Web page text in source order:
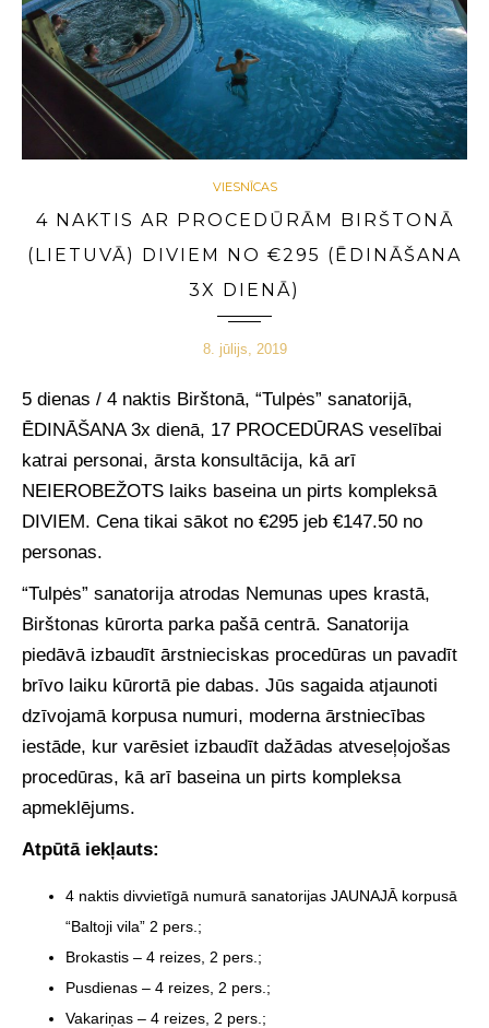
VIESNĪCAS
4 NAKTIS AR PROCEDŪRĀM BIRŠTONĀ
(LIETUVĀ) DIVIEM NO €295 (ĒDINĀŠANA
3X DIENĀ)
8. jūlijs, 2019
5 dienas / 4 naktis Birštonā, “Tulpės” sanatorijā,
ĒDINĀŠANA 3x dienā, 17 PROCEDŪRAS veselībai
katrai personai, ārsta konsultācija, kā arī
NEIEROBEŽOTS laiks baseina un pirts kompleksā
DIVIEM. Cena tikai sākot no €295 jeb €147.50 no
personas.
“Tulpės” sanatorija atrodas Nemunas upes krastā,
Birštonas kūrorta parka pašā centrā. Sanatorija
piedāvā izbaudīt ārstnieciskas procedūras un pavadīt
brīvo laiku kūrortā pie dabas. Jūs sagaida atjaunoti
dzīvojamā korpusa numuri, moderna ārstniecības
iestāde, kur varēsiet izbaudīt dažādas atveseļojošas
procedūras, kā arī baseina un pirts kompleksa
apmeklējums.
Atpūtā iekļauts:
4 naktis divvietīgā numurā sanatorijas JAUNAJĀ korpusā
“Baltoji vila” 2 pers.;
Brokastis – 4 reizes, 2 pers.;
Pusdienas – 4 reizes, 2 pers.;
Vakariņas – 4 reizes, 2 pers.;